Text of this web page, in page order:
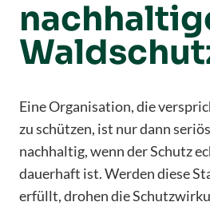
Eine Organisation, die
zu schützen, ist nur dann
nachhaltig, wenn der Schutz
dauerhaft ist. Werden diese
erfüllt, drohen die